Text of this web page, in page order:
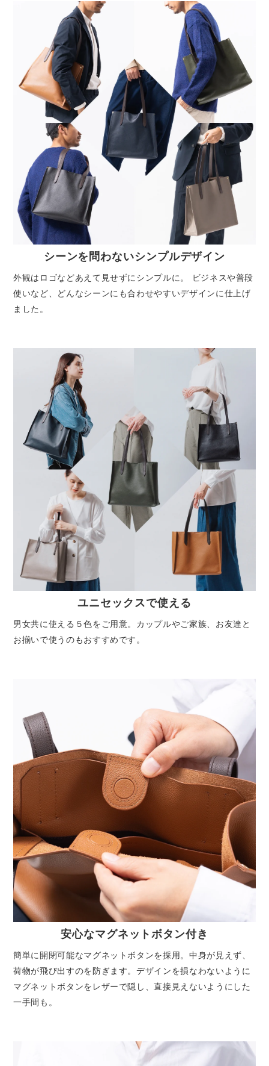
シーンを問わないシンプルデザイン
外観はロゴなどあえて見せずにシンプルに。 ビジネスや普段
使いなど、どんなシーンにも合わせやすいデザインに仕上げ
ました。
ユニセックスで使える
男女共に使える５色をご用意。カップルやご家族、お友達と
お揃いで使うのもおすすめです。
安心なマグネットボタン付き
簡単に開閉可能なマグネットボタンを採用。中身が見えず、
荷物が飛び出すのを防ぎます。デザインを損なわないように
マグネットボタンをレザーで隠し、直接見えないようにした
一手間も。